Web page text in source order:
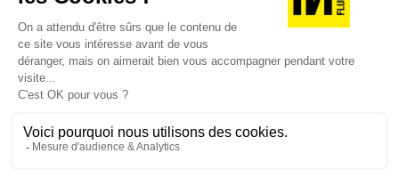
JE DÉCOUVRE LES NUMÉROS PRÉCÉDENTS
Je suis déjà abonné(e) :je consulte la revue en